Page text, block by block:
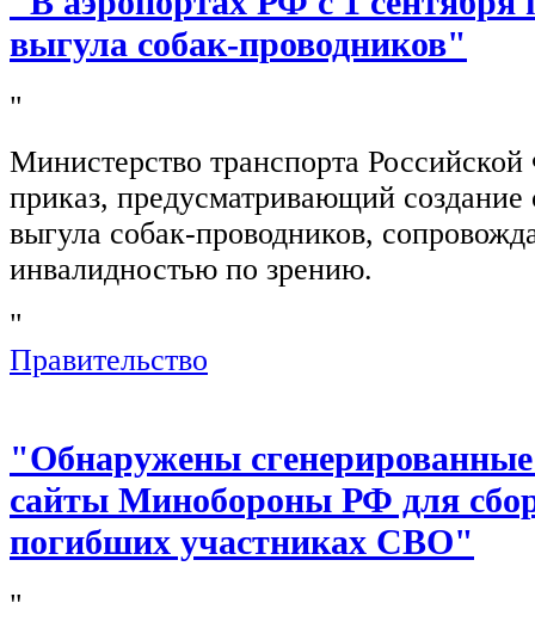
выгула собак-проводников"
"
Министерство транспорта
приказ, предусматривающий создание
выгула собак-проводников,
инвалидностью по зрению.
"
Правительство
"Обнаружены
сайты Минобороны РФ для
погибших участниках СВО"
"